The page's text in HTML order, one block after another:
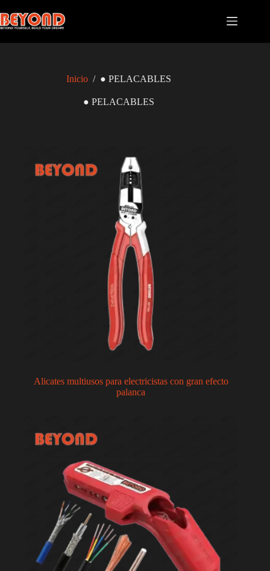
al
contenido
Inicio / ● PELACABLES
● PELACABLES
Alicates multiusos para electricistas con gran efecto
palanca